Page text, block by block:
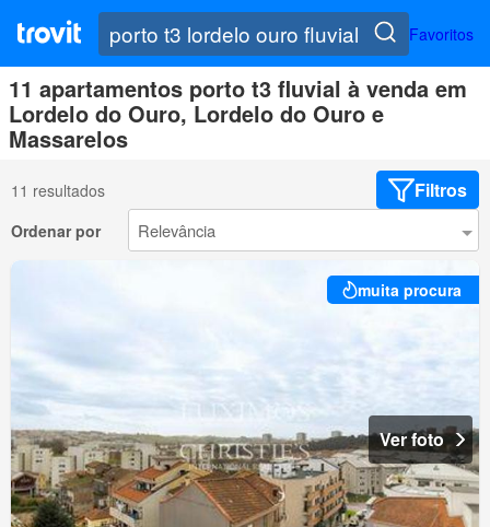
Favoritos
11 apartamentos porto t3 fluvial à venda em
Lordelo do Ouro, Lordelo do Ouro e
Massarelos
11 resultados Filtros
Ordenar por
muita procura
Ver foto